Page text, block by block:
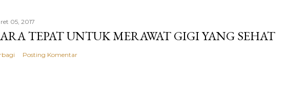
05, 2017
TEPAT UNTUK MERAWAT GIGI YANG SEHAT
Posting Komentar